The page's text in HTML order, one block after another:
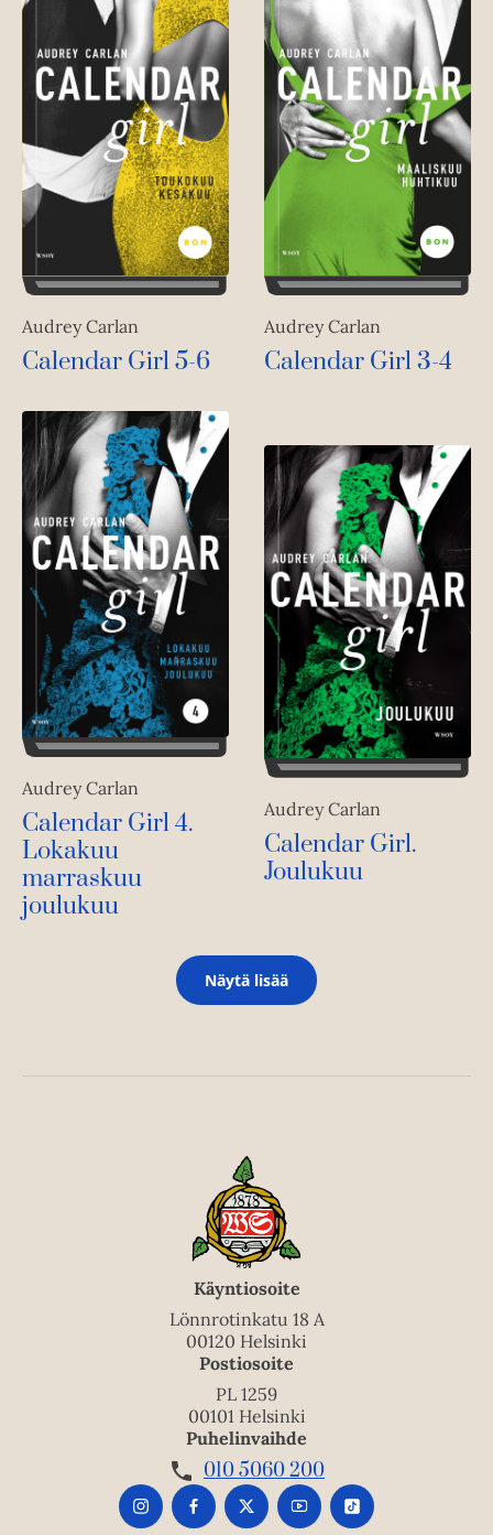
Audrey Carlan
Calendar Girl 5-6
Audrey Carlan
Calendar Girl 3-4
Audrey Carlan
Calendar Girl 4.
Lokakuu
marraskuu
joulukuu
Audrey Carlan
Calendar Girl.
Joulukuu
Näytä lisää
Käyntiosoite
Lönnrotinkatu 18 A
00120 Helsinki
Postiosoite
PL 1259
00101 Helsinki
Puhelinvaihde
010 5060 200